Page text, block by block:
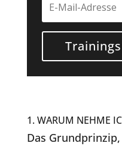
1. WARUM NEHME
Das